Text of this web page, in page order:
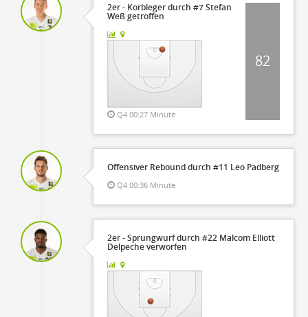
2er - Korbleger durch #7 Stefan
Weß getroffen
Q4 00:27 Minute
82
Offensiver Rebound durch #11 Leo Padberg
Q4 00:36 Minute
2er - Sprungwurf durch #22 Malcom Elliott
Delpeche verworfen